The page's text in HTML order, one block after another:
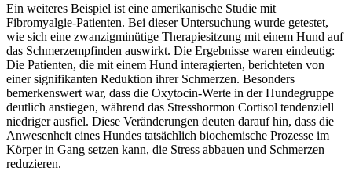
Ein weiteres Beispiel ist eine amerikanische Studie mit
Fibromyalgie-Patienten. Bei dieser Untersuchung wurde getestet,
wie sich eine zwanzigminütige Therapiesitzung mit einem Hund auf
das Schmerzempfinden auswirkt. Die Ergebnisse waren eindeutig:
Die Patienten, die mit einem Hund interagierten, berichteten von
einer signifikanten Reduktion ihrer Schmerzen. Besonders
bemerkenswert war, dass die Oxytocin-Werte in der Hundegruppe
deutlich anstiegen, während das Stresshormon Cortisol tendenziell
niedriger ausfiel. Diese Veränderungen deuten darauf hin, dass die
Anwesenheit eines Hundes tatsächlich biochemische Prozesse im
Körper in Gang setzen kann, die Stress abbauen und Schmerzen
reduzieren.